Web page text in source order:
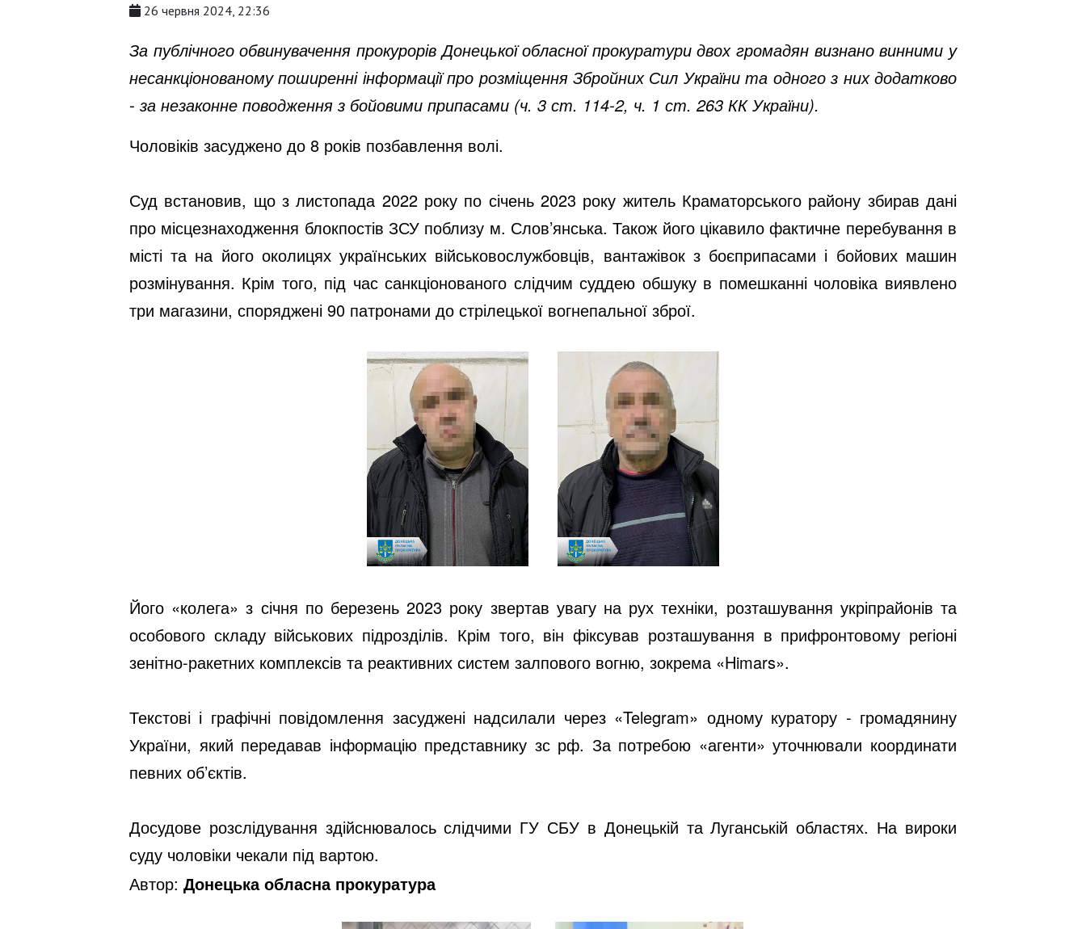
26 червня 2024, 22:36
За публічного обвинувачення прокурорів Донецької обласної прокуратури двох громадян визнано винними у
несанкціонованому поширенні інформації про розміщення Збройних Сил України та одного з них додатково
- за незаконне поводження з бойовими припасами (ч. 3 ст. 114-2, ч. 1 ст. 263 КК України).
Чоловіків засуджено до 8 років позбавлення волі.
Суд встановив, що з листопада 2022 року по січень 2023 року житель Краматорського району збирав дані
про місцезнаходження блокпостів ЗСУ поблизу м. Слов’янська. Також його цікавило фактичне перебування в
місті та на його околицях українських військовослужбовців, вантажівок з боєприпасами і бойових машин
розмінування. Крім того, під час санкціонованого слідчим суддею обшуку в помешканні чоловіка виявлено
три магазини, споряджені 90 патронами до стрілецької вогнепальної зброї.
Його «колега» з січня по березень 2023 року звертав увагу на рух техніки, розташування укріпрайонів та
особового складу військових підрозділів. Крім того, він фіксував розташування в прифронтовому регіоні
зенітно-ракетних комплексів та реактивних систем залпового вогню, зокрема «Himars».
Текстові і графічні повідомлення засуджені надсилали через «Telegram» одному куратору - громадянину
України, який передавав інформацію представнику зс рф. За потребою «агенти» уточнювали координати
певних об’єктів.
Досудове розслідування здійснювалось слідчими ГУ СБУ в Донецькій та Луганській областях. На вироки
суду чоловіки чекали під вартою.
Автор: Донецька обласна прокуратура